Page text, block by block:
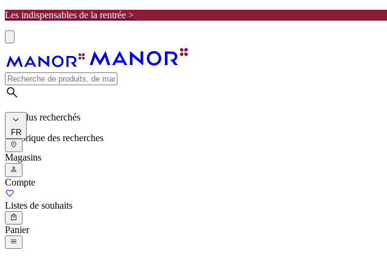
Les indispensables de la rentrée >
Les plus recherchés
Historique des recherches
FR
Magasins
Compte
Listes de souhaits
Panier